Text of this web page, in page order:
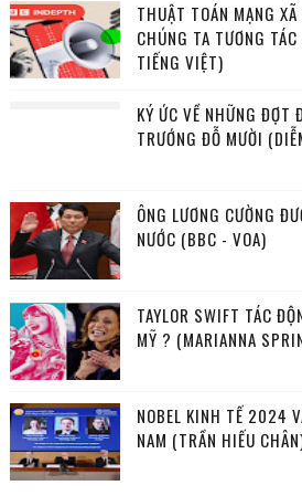
THUẬT TOÁN MẠNG
CHÚNG TA TƯƠNG
TIẾNG VIỆT)
KÝ ỨC VỀ NHỮNG ĐỢT
TRƯỚNG ĐỖ MƯỜI
ÔNG LƯƠNG CƯỜNG
NƯỚC (BBC - VOA)
TAYLOR SWIFT TÁC
MỸ ? (MARIANNA
NOBEL KINH TẾ 2024
NAM (TRẦN HIẾU